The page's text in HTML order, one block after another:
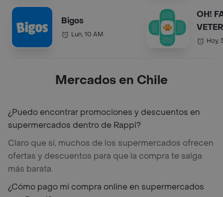
Bigos
Lun, 10 AM
OH!
Hoy,
Mercados en Chile
¿Puedo encontrar promociones y descuentos en
supermercados dentro de Rappi?
Claro que sí, muchos de los supermercados ofrecen
ofertas y descuentos para que la compra te salga
más barata.
¿Cómo pago mi compra online en supermercados